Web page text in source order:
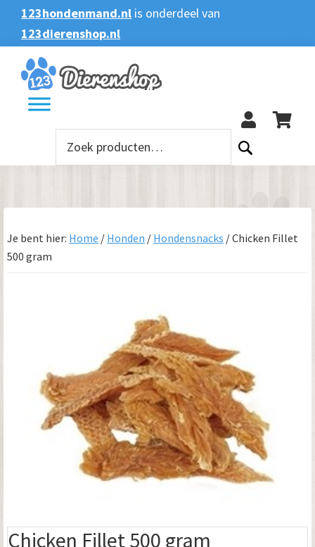
Spring
naar
de
hoofdnavigatie
Door
naar
de
hoofd
inhoud
Spring
naar
de
voettekst
123hondenmand.nl is onderdeel van
123dierenshop.nl
Zoeken
Zoeken
naar:
Je bent hier: Home / Honden / Hondensnacks /Chicken Fillet
500 gram
Chicken Fillet 500 gram